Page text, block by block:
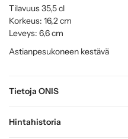
Tietoja ONIS
Hintahistoria
Tilavuus 35,5 cl
Korkeus: 16,2 cm
Leveys: 6,6 cm
Astianpesukoneen kestävä